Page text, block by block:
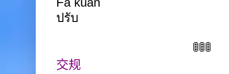
ปรับ
🚦🚦🚦
交规